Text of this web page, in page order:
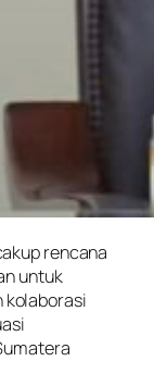
rencana
untuk
kolaborasi